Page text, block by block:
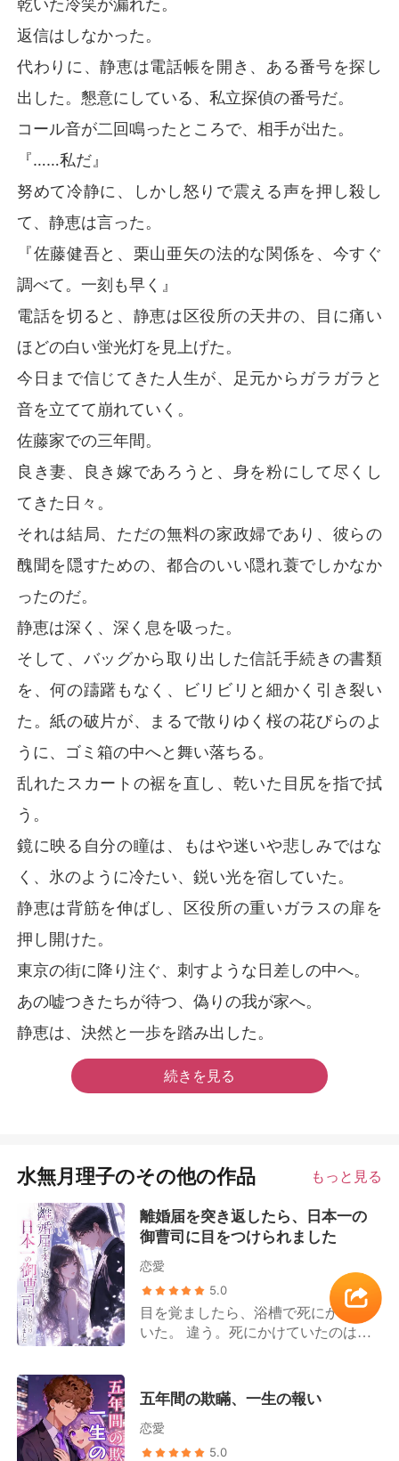
乾いた冷笑が漏れた。
返信はしなかった。
代わりに、静恵は電話帳を開き、ある番号を探し
出した。懇意にしている、私立探偵の番号だ。
コール音が二回鳴ったところで、相手が出た。
『……私だ』
努めて冷静に、しかし怒りで震える声を押し殺し
て、静恵は言った。
『佐藤健吾と、栗山亜矢の法的な関係を、今すぐ
調べて。一刻も早く』
電話を切ると、静恵は区役所の天井の、目に痛い
ほどの白い蛍光灯を見上げた。
今日まで信じてきた人生が、足元からガラガラと
音を立てて崩れていく。
佐藤家での三年間。
良き妻、良き嫁であろうと、身を粉にして尽くし
てきた日々。
それは結局、ただの無料の家政婦であり、彼らの
醜聞を隠すための、都合のいい隠れ蓑でしかなか
ったのだ。
静恵は深く、深く息を吸った。
そして、バッグから取り出した信託手続きの書類
を、何の躊躇もなく、ビリビリと細かく引き裂い
た。紙の破片が、まるで散りゆく桜の花びらのよ
うに、ゴミ箱の中へと舞い落ちる。
乱れたスカートの裾を直し、乾いた目尻を指で拭
う。
鏡に映る自分の瞳は、もはや迷いや悲しみではな
く、氷のように冷たい、鋭い光を宿していた。
静恵は背筋を伸ばし、区役所の重いガラスの扉を
押し開けた。
東京の街に降り注ぐ、刺すような日差しの中へ。
あの嘘つきたちが待つ、偽りの我が家へ。
静恵は、決然と一歩を踏み出した。
続きを見る
水無月理子のその他の作品 もっと見る
離婚届を突き返したら、日本一の
御曹司に目をつけられました
恋愛
5.0
目を覚ましたら、浴槽で死にかけて
いた。 違う。死にかけていたのは、
たく別の人間。 彼女の記憶が流れ込
んでくる。夫に尽くし、裏切られ、
離婚届を突きつけられ、泣いて死ん
だ女の人生。 馬鹿みたいだ。 私は彼
五年間の欺瞞、一生の報い
恋愛
5.0